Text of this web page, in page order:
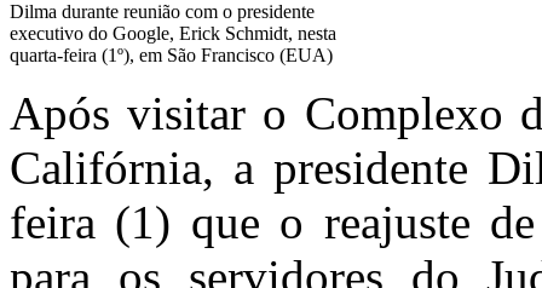
Dilma durante reunião com o presidente
executivo do Google, Erick Schmidt, nesta
quarta-feira (1º), em São Francisco (EUA)
Após visitar o Complexo
Califórnia, a presidente
feira (1) que o reajuste
para os servidores do